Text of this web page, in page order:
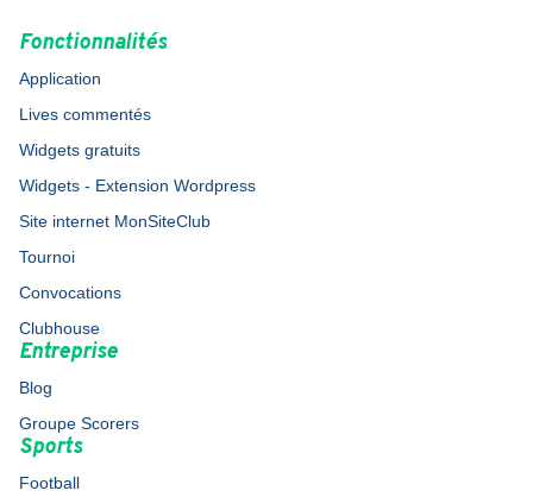
Fonctionnalités
Application
Lives commentés
Widgets gratuits
Widgets - Extension Wordpress
Site internet MonSiteClub
Tournoi
Convocations
Clubhouse
Entreprise
Blog
Groupe Scorers
Sports
Football